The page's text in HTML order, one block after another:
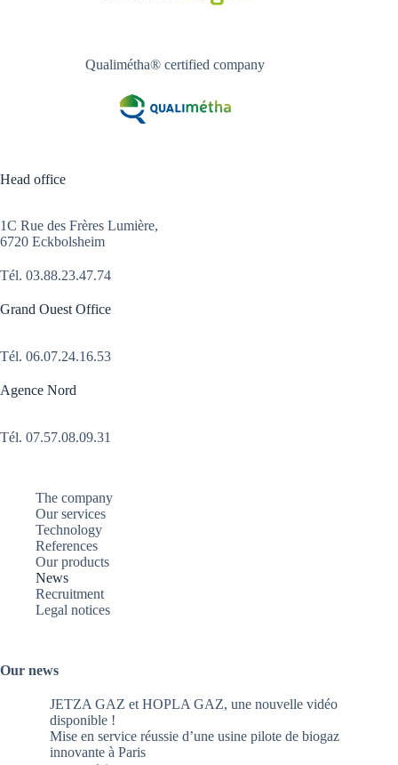
Qualimétha® certified company
Head office
1C Rue des Frères Lumière,
6720 Eckbolsheim
Tél. 03.88.23.47.74
Grand Ouest Office
Tél. 06.07.24.16.53
Agence Nord
Tél. 07.57.08.09.31
The company
Our services
Technology
References
Our products
News
Recruitment
Legal notices
Our news
JETZA GAZ et HOPLA GAZ, une nouvelle vidéo
disponible !
Mise en service réussie d’une usine pilote de biogaz
innovante à Paris